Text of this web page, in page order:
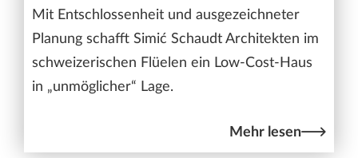
Mit Entschlossenheit und ausgezeichneter
Planung schafft Simić Schaudt Architekten im
schweizerischen Flüelen ein Low-Cost-Haus
in „unmöglicher“ Lage.
Mehr lesen